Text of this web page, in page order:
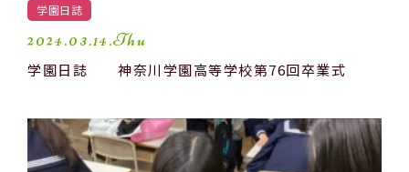
よくあるご質問
採用情報 精華小学校
Official SNS
学園日誌
2024.03.14.Thu
学園日誌 神奈川学園高等学校第76回卒業式